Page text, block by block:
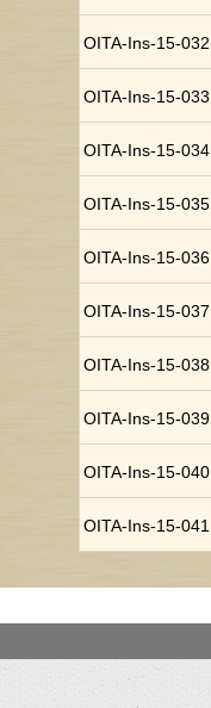
OITA-Ins-15-032
OITA-Ins-15-033
OITA-Ins-15-034
OITA-Ins-15-035
OITA-Ins-15-036
OITA-Ins-15-037
OITA-Ins-15-038
OITA-Ins-15-039
OITA-Ins-15-040
OITA-Ins-15-041